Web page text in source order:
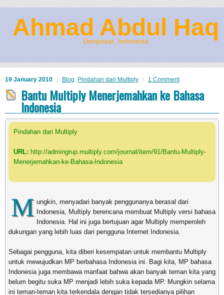
Ahmad Abdul Haq
Denpasar, Indonesia
19 January 2010 Blog, Pindahan dari Multiply 1 Comment
Bantu Multiply Menerjemahkan ke Bahasa
Indonesia
Pindahan dari Multiply
URL: http://admingrup.multiply.com/journal/item/91/Bantu-Multiply-
Menerjemahkan-ke-Bahasa-Indonesia
M ungkin, menyadari banyak penggunanya berasal dari
Indonesia, Multiply berencana membuat Multiply versi bahasa
Indonesia. Hal ini juga bertujuan agar Multiply memperoleh
dukungan yang lebih luas dari pengguna Internet Indonesia.
Sebagai pengguna, kita diberi kesempatan untuk membantu Multiply
untuk mewujudkan MP berbahasa Indonesia ini. Bagi kita, MP bahasa
Indonesia juga membawa manfaat bahwa akan banyak teman kita yang
belum begitu suka MP menjadi lebih suka kepada MP. Mungkin selama
ini teman-teman kita terkendala dengan tidak tersedianya pilihan